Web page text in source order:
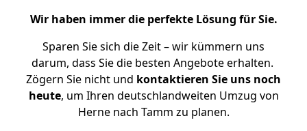
Wir haben immer die perfekte Lösung für Sie.
Sparen Sie sich die Zeit – wir kümmern uns
darum, dass Sie die besten Angebote erhalten.
Zögern Sie nicht und kontaktieren Sie uns noch
heute, um Ihren deutschlandweiten Umzug von
Herne nach Tamm zu planen.